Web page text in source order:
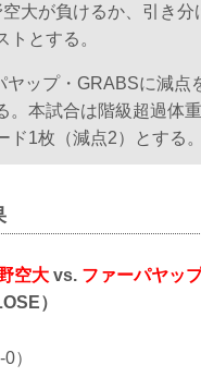
空大が負けるか、引き
トとする。
ヤップ・GRABSに減点
。本試合は階級超過体
ド1枚（減点2）とする。
野空大 vs. ファーパヤップ
）
）